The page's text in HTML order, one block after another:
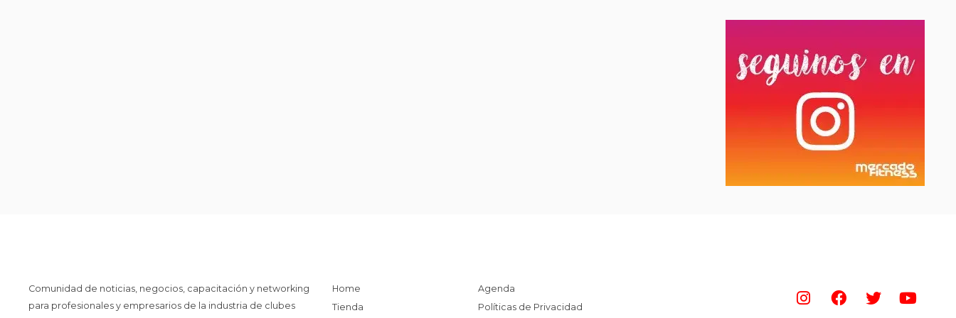
Comunidad de noticias, negocios, capacitación y networking
para profesionales y empresarios de la industria de clubes
Home
Tienda
Agenda
Políticas de Privacidad